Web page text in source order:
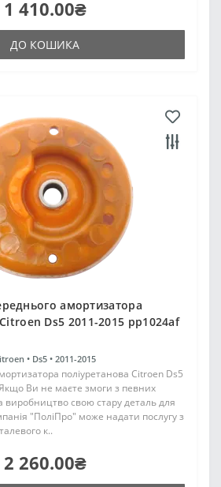
1 410.00₴
ДО КОШИКА
амортизатора
Ds5 2011-2015 pp1024af
• Ds5 • 2011-2015
поліуретанова Citroen Ds5
Ви не маєте змоги з певних
виробництво свою стару деталь для
"ПоліПро" може надати послугу з
к..
2 260.00₴